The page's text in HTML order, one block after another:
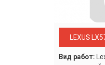
LEXUS
Вид работ: